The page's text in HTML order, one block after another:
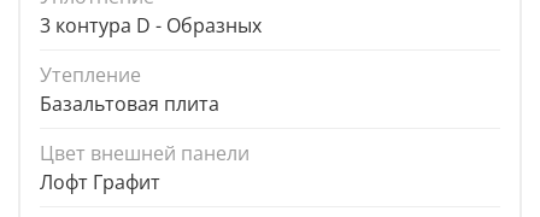
3 контура D - Образных
Утепление
Базальтовая плита
Цвет внешней панели
Лофт Графит